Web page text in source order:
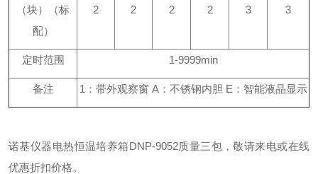
（块）（标
配）
2 2 2 2 3 3
定时范围 1-9999min
备注 1：带外观察窗 A：不锈钢内胆 E：智能液晶显示
诺基仪器电热恒温培养箱DNP-9052质量三包，敬请来电或在线
优惠折扣价格。